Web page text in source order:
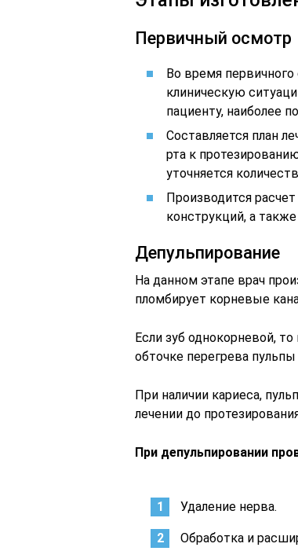
Первичный осмотр
Во время первичного
клиническую
пациенту, наиболее
Составляется план
рта к
уточняется
Производится
конструкций, а
Депульпирование
На данном этапе врач
пломбирует корневые
Если зуб однокорневой,
обточке перегрева
При наличии кариеса,
лечении до
При депульпировании
Удаление нерва.
Обработка и